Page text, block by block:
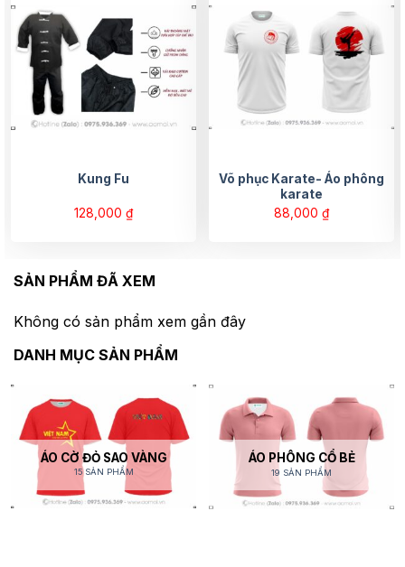
Kung Fu
128,000 ₫
Võ phục Karate- Áo phông
karate
88,000 ₫
SẢN PHẨM ĐÃ XEM
Không có sản phẩm xem gần đây
DANH MỤC SẢN PHẨM
ÁO CỜ ĐỎ SAO VÀNG
15 SẢN PHẨM
ÁO PHÔNG CỔ BẺ
19 SẢN PHẨM